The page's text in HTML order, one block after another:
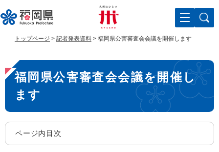
ー
ジ
で
す
ニ
ュ
ば
し
文
トップページ > 記者発表資料 > 福岡県公害審査会会議を開催します
本
文
福岡県公害審査会会議を開催し
ます
ページ内目次